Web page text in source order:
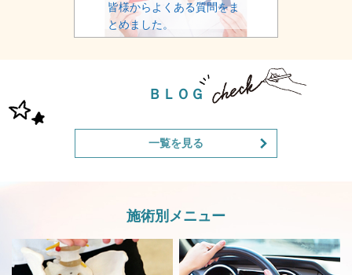
皆様からよくある質問をま
とめました。
ＢＬＯＧ
一覧を見る
施術別メニュー